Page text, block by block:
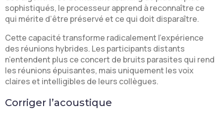
sophistiqués, le processeur apprend à reconnaître ce
qui mérite d’être préservé et ce qui doit disparaître.
Cette capacité transforme radicalement l’expérience
des réunions hybrides. Les participants distants
n’entendent plus ce concert de bruits parasites qui rend
les réunions épuisantes, mais uniquement les voix
claires et intelligibles de leurs collègues.
Corriger l’acoustique